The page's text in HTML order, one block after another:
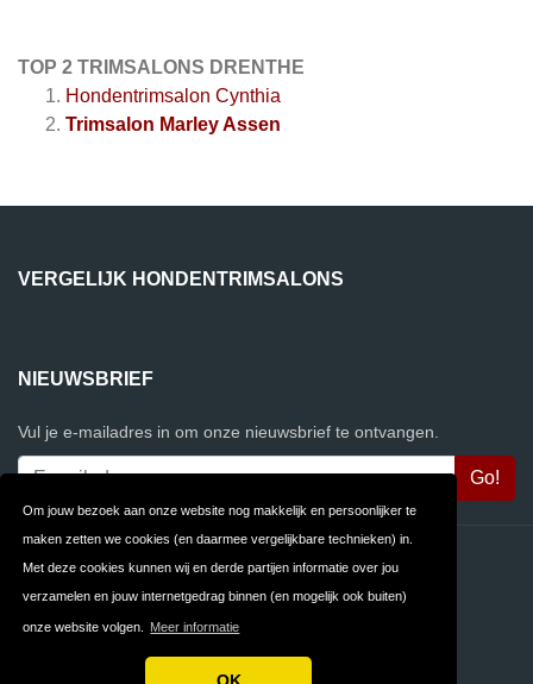
Om jouw bezoek aan onze website nog makkelijk en persoonlijker te
maken zetten we cookies (en daarmee vergelijkbare technieken) in.
Met deze cookies kunnen wij en derde partijen informatie over jou
verzamelen en jouw internetgedrag binnen (en mogelijk ook buiten)
onze website volgen. Meer informatie
TOP 2 TRIMSALONS DRENTHE
Hondentrimsalon Cynthia
Trimsalon Marley Assen
VERGELIJK HONDENTRIMSALONS
NIEUWSBRIEF
Vul je e-mailadres in om onze nieuwsbrief te ontvangen.
Contact Privacy
Algemene FAQ